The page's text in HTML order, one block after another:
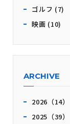
ゴルフ (7)
映画 (10)
ARCHIVE
2026（14）
2025（39）